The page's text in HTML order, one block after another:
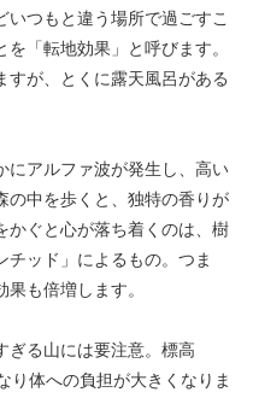
つもと違う場所で過ごすこ
「転地効果」と呼びます。
すが、とくに露天風呂がある
にアルファ波が発生し、高い
の中を歩くと、独特の香りが
かぐと心が落ち着くのは、樹
チッド」によるもの。つま
も倍増します。
ぎる山には要注意。標高
り体への負担が大きくなりま